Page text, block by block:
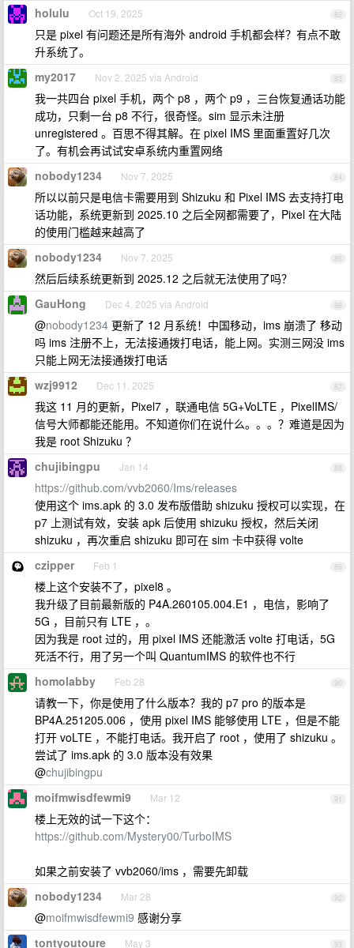
82
holulu Oct 19, 2025
只是 pixel 有问题还是所有海外 android 手机都会样？有点不敢
升系统了。
83
my2017 Nov 2, 2025 via Android
我一共四台 pixel 手机，两个 p8 ，两个 p9 ，三台恢复通话功能
成功，只剩一台 p8 不行，很奇怪。sim 显示未注册
unregistered 。百思不得其解。在 pixel IMS 里面重置好几次
了。有机会再试试安卓系统内重置网络
84
nobody1234 Nov 7, 2025
所以以前只是电信卡需要用到 Shizuku 和 Pixel IMS 去支持打电
话功能，系统更新到 2025.10 之后全网都需要了，Pixel 在大陆
的使用门槛越来越高了
85
nobody1234 Nov 7, 2025
然后后续系统更新到 2025.12 之后就无法使用了吗？
86
GauHong Dec 4, 2025 via Android
@nobody1234 更新了 12 月系统！中国移动，ims 崩溃了 移动
吗 ims 注册不上，无法接通拨打电话，能上网。实测三网没 ims
只能上网无法接通拨打电话
87
wzj9912 Dec 11, 2025
我这 11 月的更新，Pixel7 ，联通电信 5G+VoLTE ，PixelIMS/
信号大师都能还能用。不知道你们在说什么。。。？难道是因为
我是 root Shizuku ？
88
chujibingpu Jan 14
https://github.com/vvb2060/Ims/releases
使用这个 ims.apk 的 3.0 发布版借助 shizuku 授权可以实现，在
p7 上测试有效，安装 apk 后使用 shizuku 授权，然后关闭
shizuku ，再次重启 shizuku 即可在 sim 卡中获得 volte
89
czipper Feb 1
楼上这个安装不了，pixel8 。
我升级了目前最新版的 P4A.260105.004.E1 ，电信，影响了
5G ，目前只有 LTE ，。
因为我是 root 过的，用 pixel IMS 还能激活 volte 打电话，5G
死活不行，用了另一个叫 QuantumIMS 的软件也不行
90
homolabby Feb 28
请教一下，你是使用了什么版本？我的 p7 pro 的版本是
BP4A.251205.006 ，使用 pixel IMS 能够使用 LTE ，但是不能
打开 voLTE ，不能打电话。我开启了 root ，使用了 shizuku 。
尝试了 ims.apk 的 3.0 版本没有效果
@chujibingpu
91
moifmwisdfewmi9 Mar 12
楼上无效的试一下这个：
https://github.com/Mystery00/TurboIMS
如果之前安装了 vvb2060/ims ，需要先卸载
92
nobody1234 Mar 28
@moifmwisdfewmi9 感谢分享
93
tontyoutoure May 3